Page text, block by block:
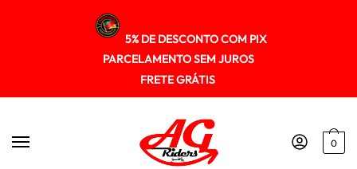
5% DE DESCONTO COM PIX
PARCELAMENTO SEM JUROS
FRETE GRÁTIS
0